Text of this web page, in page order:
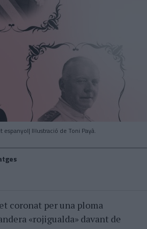
Il·lustració de Toni Payà.
coronat per una ploma
«rojigualda» davant de